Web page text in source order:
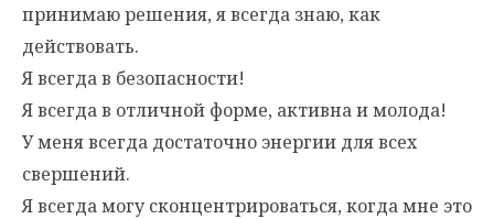
принимаю решения, я всегда знаю, как
действовать.
Я всегда в безопасности!
Я всегда в отличной форме, активна и молода!
У меня всегда достаточно энергии для всех
свершений.
Я всегда могу сконцентрироваться, когда мне это